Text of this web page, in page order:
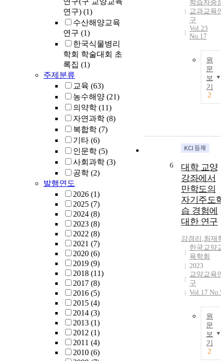
연구) (1)
수산해양교육
연구 (1)
한국식물병리
학회 학술대회 초
록집 (1)
주제분류
교육 (63)
농수해양 (21)
의약학 (11)
자연과학 (8)
복합학 (7)
기타 (6)
인문학 (5)
사회과학 (3)
공학 (2)
발행연도
2026 (1)
2025 (7)
2024 (8)
2023 (8)
2022 (8)
2021 (7)
2020 (6)
2019 (9)
2018 (11)
2017 (8)
2016 (5)
2015 (4)
2014 (3)
2013 (1)
2012 (1)
2011 (4)
2010 (6)
학습자중
교과교육
구
Vol.23
No.17
원
문
보
기
2
6
대학 교양
강좌에서
만학도의
자기주도
습 경험에
대한 연구
강경리 ,최재
한국교양
육학회
2023
교양교육
구
Vol.17
원
문
보
기
2